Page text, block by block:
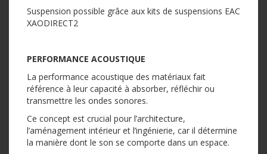
Suspension possible grâce aux kits de suspensions EAC
XAODIRECT2
PERFORMANCE ACOUSTIQUE
La performance acoustique des matériaux fait
référence à leur capacité à absorber, réfléchir ou
transmettre les ondes sonores.
Ce concept est crucial pour l’architecture,
l’aménagement intérieur et l’ingénierie, car il détermine
la manière dont le son se comporte dans un espace.